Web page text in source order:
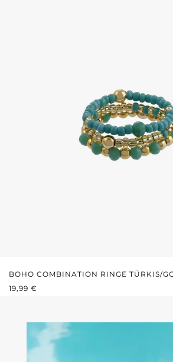
BOHO COMBINATION RINGE TÜRKIS/
REGULÄRER PREIS:
19,99 €